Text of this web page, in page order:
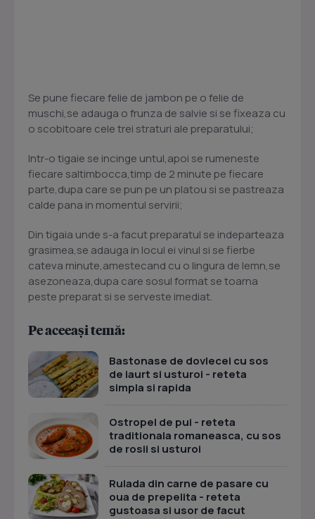
Se pune fiecare felie de jambon pe o felie de
muschi,se adauga o frunza de salvie si se fixeaza cu
o scobitoare cele trei straturi ale preparatului;
Intr-o tigaie se incinge untul,apoi se rumeneste
fiecare saltimbocca,timp de 2 minute pe fiecare
parte,dupa care se pun pe un platou si se pastreaza
calde pana in momentul servirii;
Din tigaia unde s-a facut preparatul se indeparteaza
grasimea,se adauga in locul ei vinul si se fierbe
cateva minute,amestecand cu o lingura de lemn,se
asezoneaza,dupa care sosul format se toarna
peste preparat si se serveste imediat.
Pe aceeași temă:
Bastonase de dovlecei cu sos
de iaurt si usturoi - reteta
simpla si rapida
Ostropel de pui - reteta
traditionala romaneasca, cu sos
de rosii si usturoi
Rulada din carne de pasare cu
oua de prepelita - reteta
gustoasa si usor de facut